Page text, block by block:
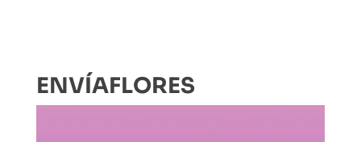
ENVÍAFLORES